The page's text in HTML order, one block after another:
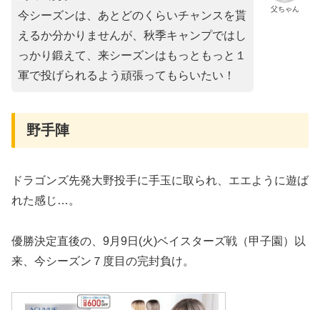
父ちゃん
今シーズンは、あとどのくらいチャンスを貰
えるか分かりませんが、秋季キャンプではし
っかり鍛えて、来シーズンはもっともっと１
軍で投げられるよう頑張ってもらいたい！
野手陣
ドラゴンズ先発大野投手に手玉に取られ、エエように遊ば
れた感じ…。
優勝決定直後の、9月9日(火)ベイスターズ戦（甲子園）以
来、今シーズン７度目の完封負け。